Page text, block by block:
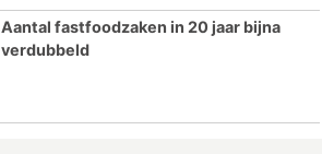
Aantal fastfoodzaken in 20 jaar bijna
verdubbeld